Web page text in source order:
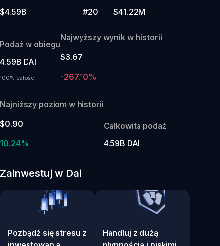
$4.59B
#20
$41.22M
Podaż w obiegu
4.59B DAI
100% całości
Najwyższy wynik w historii
$3.67
-267.10%
Najniższy poziom w historii
$0.90
10.24%
Całkowita podaż
4.59B DAI
Zainwestuj w Dai
Pozbądź się stresu z
Handluj z dużą